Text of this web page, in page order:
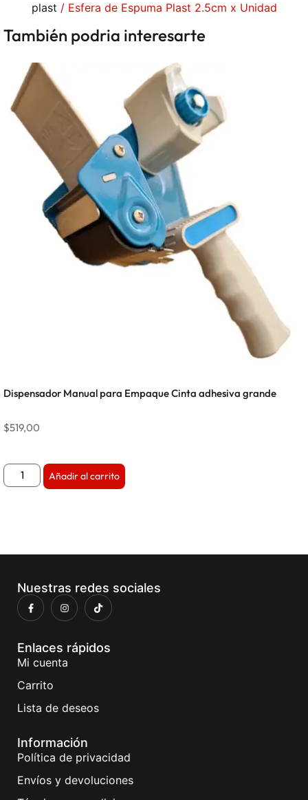
plast / Esfera de Espuma Plast 2.5cm x Unidad
También podria interesarte
Dispensador Manual para Empaque Cinta adhesiva grande
$519,00
Añadir al carrito
Nuestras redes sociales
Enlaces rápidos
Mi cuenta
Carrito
Lista de deseos
Información
Política de privacidad
Envíos y devoluciones